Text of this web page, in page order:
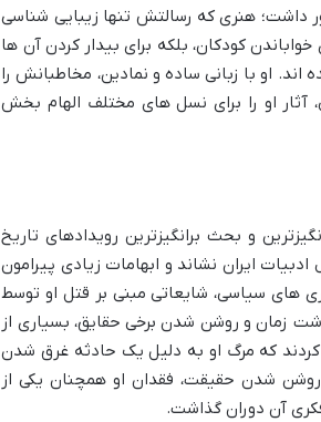
داشت؛ هنری که رسالتش تنها زیبایی شناسی
کودکان، بلکه برای بیدار کردن آن ها
او با زبانی ساده و نمادین، مخاطبانش را
او را برای نسل های مختلف الهام بخش
ارس، یکی از غم انگیزترین و بحث برانگیزترین رویدادهای تاریخ
داغی بر دل ادبیات ایران نشاند و ابهامات زیادی پیرامون
های سیاسی، شایعاتی مبنی بر قتل او توسط
زمان و روشن شدن برخی حقایق، بسیاری از
کردند که مرگ او به دلیل یک حادثه غرق شدن
شدن حقیقت، فقدان او همچنان یکی از
آن دوران گذاشت.